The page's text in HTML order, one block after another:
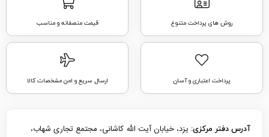
روش های پرداخت متنوع قیمت منصفانه و مناسب
پرداخت اعتباری و آسان ارسال سریع و امن مشخصات کالا
آدرس دفتر مرکزی: یزد، خیابان آیت الله کاشانی، مجتمع تجاری شهاب،